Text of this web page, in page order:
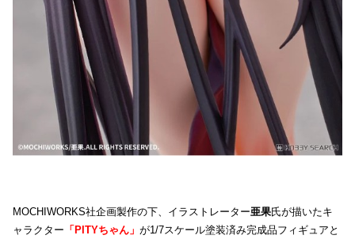
MOCHIWORKS社企画製作の下、イラストレーター亜果氏が描いたキ
ャラクター 「PITYちゃん」 が1/7スケール塗装済み完成品フィギュアと